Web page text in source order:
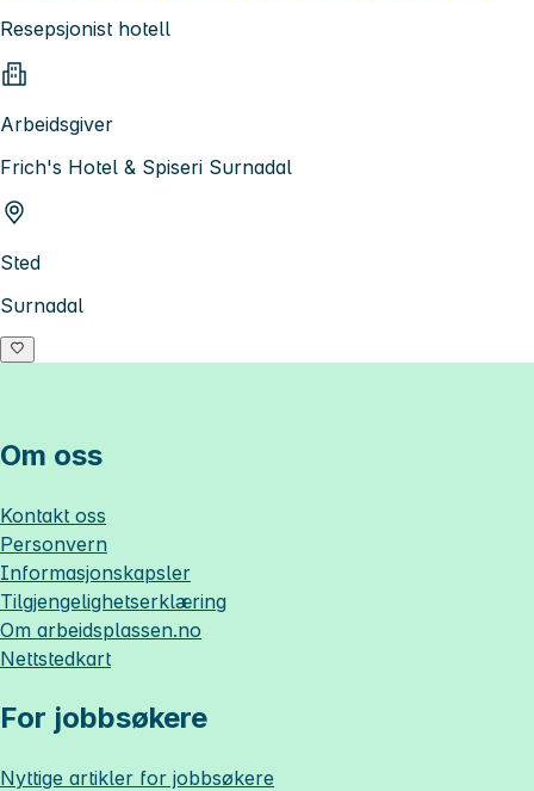
Resepsjonist hotell
Arbeidsgiver
Frich's Hotel & Spiseri Surnadal
Sted
Surnadal
Om oss
Kontakt oss
Personvern
Informasjonskapsler
Tilgjengelighetserklæring
Om arbeidsplassen.no
Nettstedkart
For jobbsøkere
Nyttige artikler for jobbsøkere